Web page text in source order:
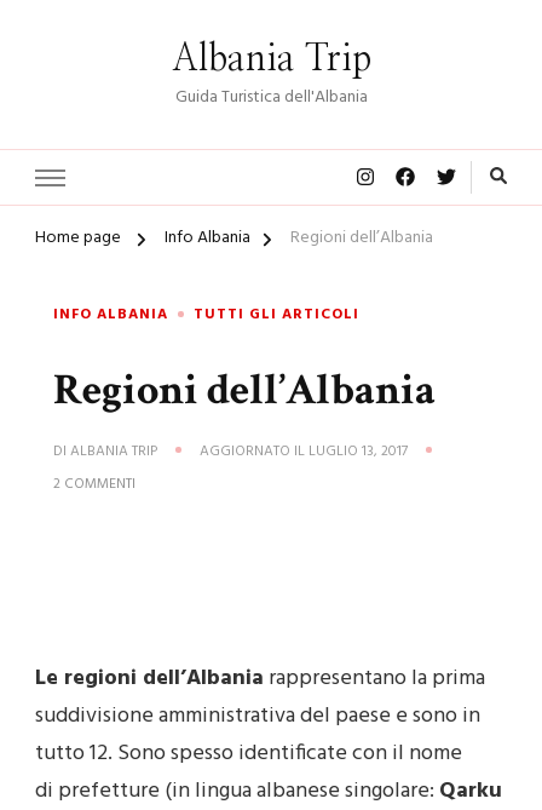
Albania Trip
Guida Turistica dell'Albania
Home page Info Albania Regioni dell’Albania
INFO ALBANIA TUTTI GLI ARTICOLI
Regioni dell’Albania
DI ALBANIA TRIP AGGIORNATO IL LUGLIO 13, 2017
2 COMMENTI
Le regioni dell’Albania rappresentano la prima
suddivisione amministrativa del paese e sono in
tutto 12. Sono spesso identificate con il nome
di prefetture (in lingua albanese singolare: Qarku